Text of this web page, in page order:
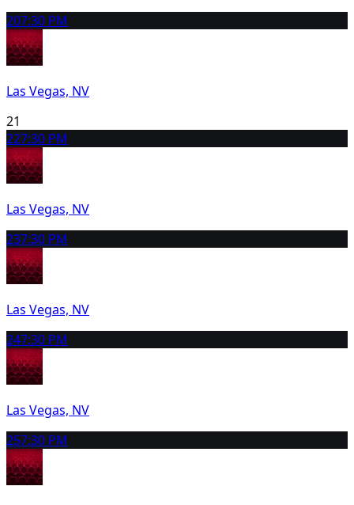
207:30 PM
Las Vegas, NV
21
227:30 PM
Las Vegas, NV
237:30 PM
Las Vegas, NV
247:30 PM
Las Vegas, NV
257:30 PM